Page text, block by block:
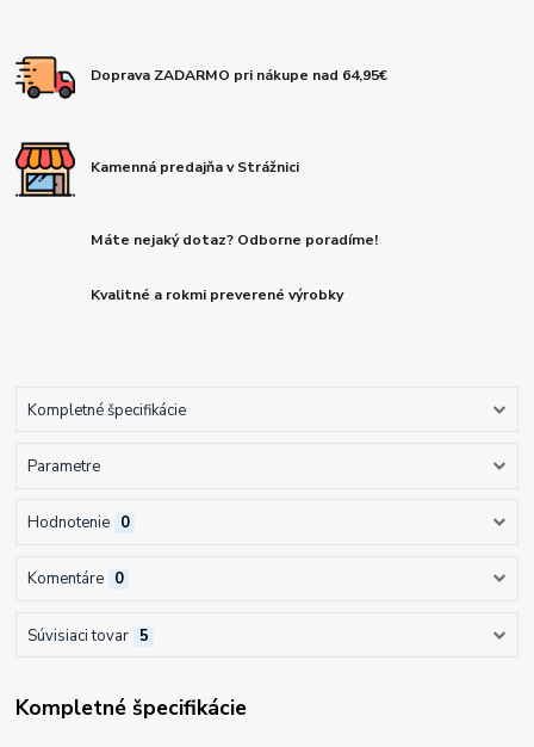
Doprava ZADARMO pri nákupe nad 64,95€
Kamenná predajňa v Strážnici
Máte nejaký dotaz? Odborne poradíme!
Kvalitné a rokmi preverené výrobky
Kompletné špecifikácie
Parametre
Hodnotenie 0
Komentáre 0
Súvisiaci tovar 5
Kompletné špecifikácie